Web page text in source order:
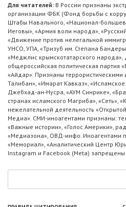
Для читателей: В России признаны
организации ФБК (Фонд борьбы с
Штабы Навального, «Национал-
Иеговы», «Армия воли народа»,
«Движение против нелегальной
УНСО, УПА, «Тризуб им. Степана
«Меджлис крымскотатарского народа»,
общероссийская политическая партия
«Айдар». Признаны
Талибан», «Имарат Кавказ», «Исламское
Джебхад-ан-Нусра, «АУМ Синрике»,
странах исламского Магриба», «Сеть»,
нежелательной деятельность
Медиа». СМИ-иноагентами признаны:
«Важные истории», «Голос Америки»,
«Медиазона», ОВД-инфо. Иноагентами
«Мемориал», «Аналитический Центр
Instagram и Facebook (Metа) запрещены